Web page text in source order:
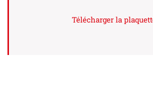
Télécharger la